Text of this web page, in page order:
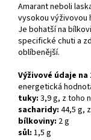
Amarant neboli
vysokou výživovou
Je bohatší na
speciﬁcké chuti a
oblíbenější.
Výživové údaje na
energetická
tuky: 3,9 g, z toho
sacharidy: 44,5 g,
bílkoviny: 2 g
sůl: 1,5 g